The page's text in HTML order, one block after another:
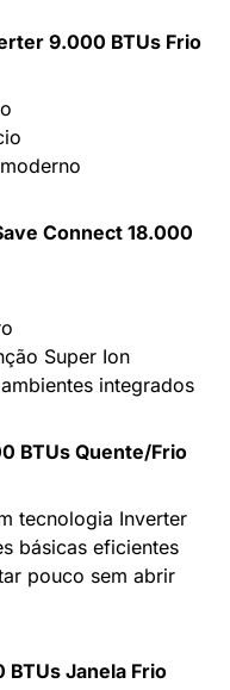
9.000 BTUs Frio
Connect 18.000
Super Ion
integrados
BTUs Quente/Frio
tecnologia Inverter
básicas eficientes
pouco sem abrir
BTUs Janela Frio